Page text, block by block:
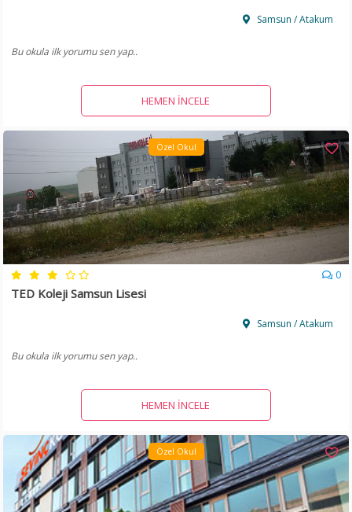
Samsun / Atakum
Bu okula ilk yorumu sen yap..
HEMEN İNCELE
Özel Okul
0
TED Koleji Samsun Lisesi
Samsun / Atakum
Bu okula ilk yorumu sen yap..
HEMEN İNCELE
Özel Okul